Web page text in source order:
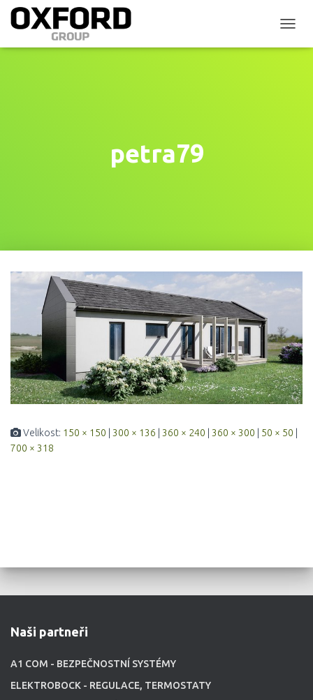
Ř
petra79
Velikost: 150 × 150 300 × 136 360 × 240 360 × 300 50 × 50
700 × 318
Naši partneři
A1 COM - BEZPEČNOSTNÍ SYSTÉMY
ELEKTROBOCK - REGULACE, TERMOSTATY